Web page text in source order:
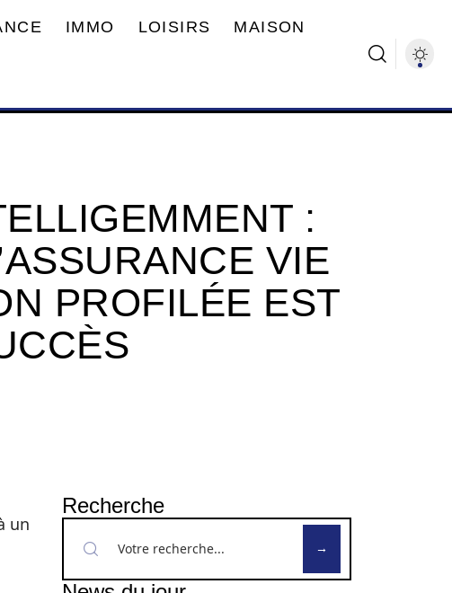
IMMO LOISIRS MAISON
:
VIE
PROFILÉE EST
un
Recherche